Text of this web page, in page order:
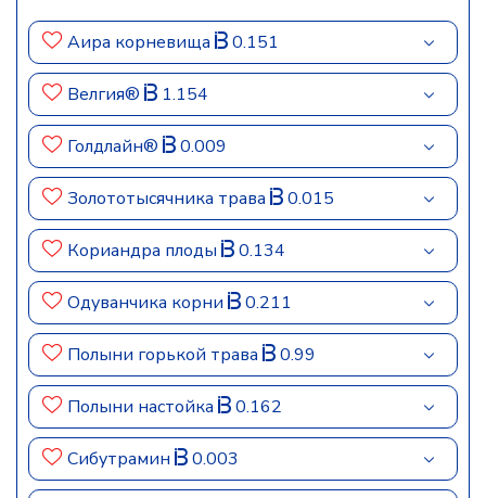
Аира корневища 0.151
Велгия® 1.154
Голдлайн® 0.009
Золототысячника трава 0.015
Кориандра плоды 0.134
Одуванчика корни 0.211
Полыни горькой трава 0.99
Полыни настойка 0.162
Сибутрамин 0.003